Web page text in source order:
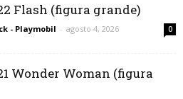
Flash (figura grande)
- Playmobil - agosto 4, 2026 0
Wonder Woman (figura